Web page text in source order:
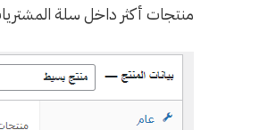
منتجات أكثر داخل سلة